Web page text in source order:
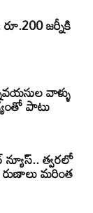
జర్నీకి
వాళ్ళు
పాటు
న్యూస్.. త్వరలో
రుణాలు మరింత